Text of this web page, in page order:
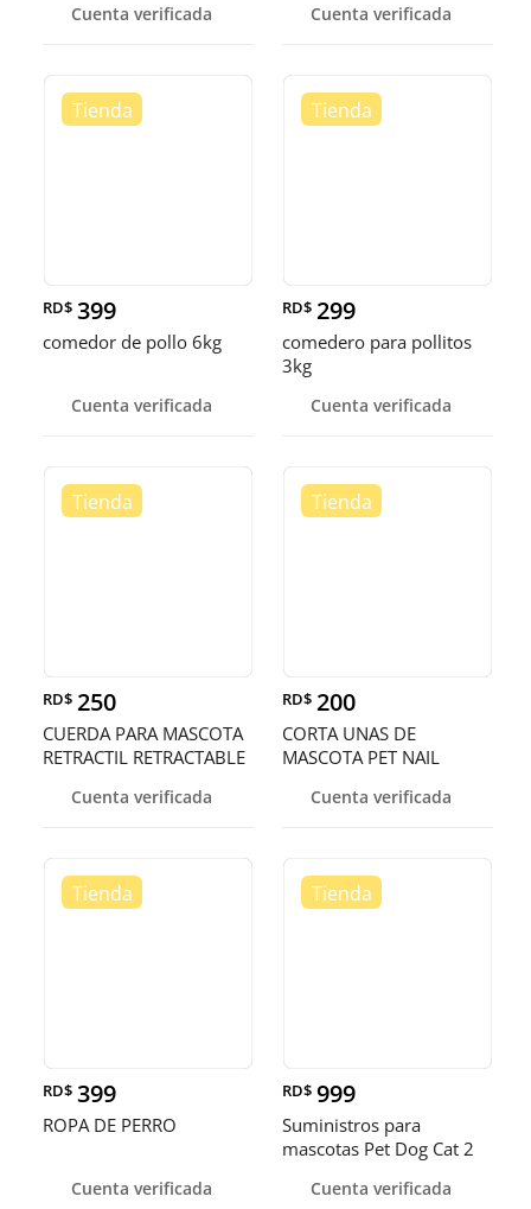
Cuenta verificada Cuenta verificada
RD$ 399
comedor de pollo 6kg
Cuenta verificada
RD$ 299
comedero para pollitos
3kg
Cuenta verificada
RD$ 250
CUERDA PARA MASCOTA
RETRACTIL RETRACTABLE
Cuenta verificada
RD$ 200
CORTA UNAS DE
MASCOTA PET NAIL
Cuenta verificada
RD$ 399
ROPA DE PERRO
Cuenta verificada
RD$ 999
Suministros para
mascotas Pet Dog Cat 2
automático
Cuenta verificada